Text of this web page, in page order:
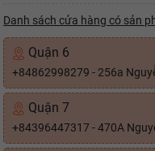
Danh sách cửa hàng có sản
Quận 6
+84862998279 - 256a
Quận 7
+84396447317 - 470A